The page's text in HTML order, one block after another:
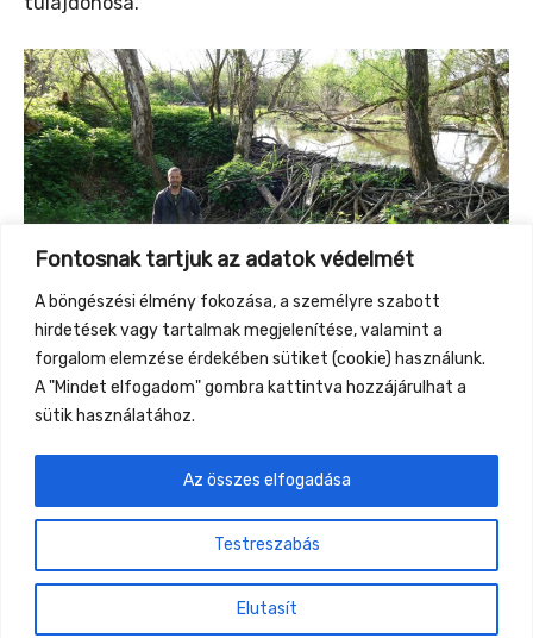
Fontosnak tartjuk az adatok védelmét
A böngészési élmény fokozása, a személyre szabott
hirdetések vagy tartalmak megjelenítése, valamint a
forgalom elemzése érdekében sütiket (cookie) használunk.
A "Mindet elfogadom" gombra kattintva hozzájárulhat a
sütik használatához.
Testreszabás
Elutasít
Az összes elfogadása
Previous Event
Gyüttment Találkozó, 2026. augusztus 27-30.,
Csobánkapuszta